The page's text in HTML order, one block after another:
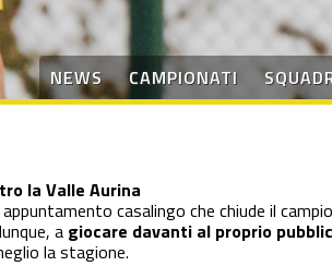
NEWS CAMPIONATI
la Valle Aurina
casalingo che chiude il
a giocare davanti al proprio
la stagione.